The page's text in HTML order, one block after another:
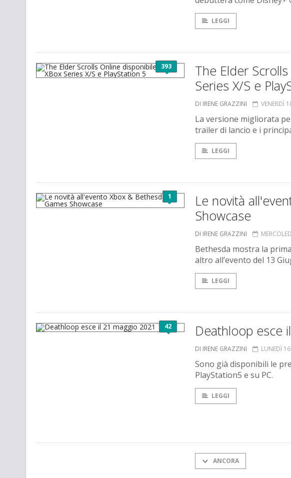
LEGGI
393
The Elder
Series X/S e
DI IRENE GRAZZINI VENERDÌ
La versione migliorata
trailer di lancio e i
LEGGI
1
Le novità
Showcase
DI IRENE GRAZZINI
Bethesda mostra la
altro all’evento del 13
LEGGI
42 Deathloop esce
DI IRENE GRAZZINI LUNEDÌ
Sono già disponibili le
PlayStation5 e su PC.
LEGGI
ANCORA